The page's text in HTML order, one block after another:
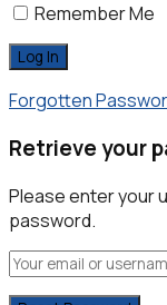
Remember Me
Forgotten
Retrieve your
Please enter your
password.